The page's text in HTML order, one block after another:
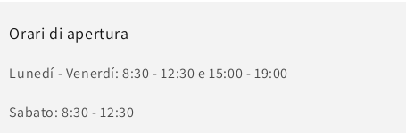
Orari di apertura
Lunedí - Venerdí: 8:30 - 12:30 e 15:00 - 19:00
Sabato: 8:30 - 12:30